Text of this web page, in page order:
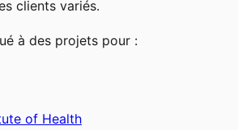
clients variés.
à des projets pour :
of Health